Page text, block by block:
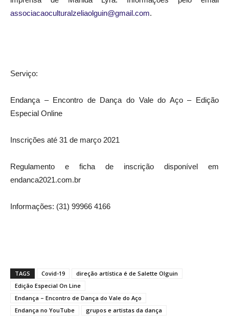
associacaoculturalzeliaolguin@gmail.com.
Especial Online
endanca2021.com.br
Edição Especial On Line
Endança – Encontro de Dança do Vale do Aço
Endança no YouTube
grupos e artistas da dança